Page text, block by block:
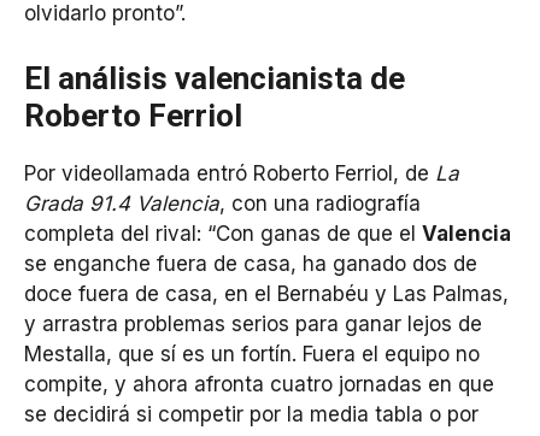
olvidarlo pronto”.
El análisis valencianista de
Roberto Ferriol
Por videollamada entró Roberto Ferriol, de La
Grada 91.4 Valencia, con una radiografía
completa del rival: “Con ganas de que el Valencia
se enganche fuera de casa, ha ganado dos de
doce fuera de casa, en el Bernabéu y Las Palmas,
y arrastra problemas serios para ganar lejos de
Mestalla, que sí es un fortín. Fuera el equipo no
compite, y ahora afronta cuatro jornadas en que
se decidirá si competir por la media tabla o por